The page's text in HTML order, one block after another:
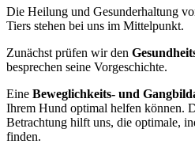
Die Heilung und Gesunderhaltung
Tiers stehen bei uns im Mittelpunkt.
Zunächst prüfen wir den
besprechen seine Vorgeschichte.
Eine Beweglichkeits- und
Ihrem Hund optimal helfen können.
Betrachtung hilft uns, die optimale,
finden.